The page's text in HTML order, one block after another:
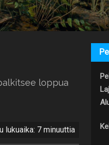
loppua
lukuaika: 7 minuuttia